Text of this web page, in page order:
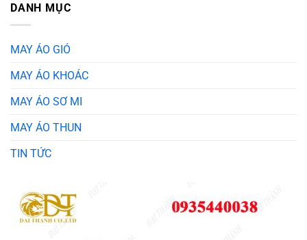
DANH MỤC
MAY ÁO GIÓ
MAY ÁO KHOÁC
MAY ÁO SƠ MI
MAY ÁO THUN
TIN TỨC